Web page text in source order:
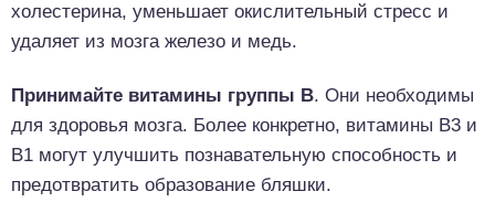
холестерина, уменьшает окислительный стресс и
удаляет из мозга железо и медь.
Принимайте витамины группы В. Они необходимы
для здоровья мозга. Более конкретно, витамины B3 и
B1 могут улучшить познавательную способность и
предотвратить образование бляшки.